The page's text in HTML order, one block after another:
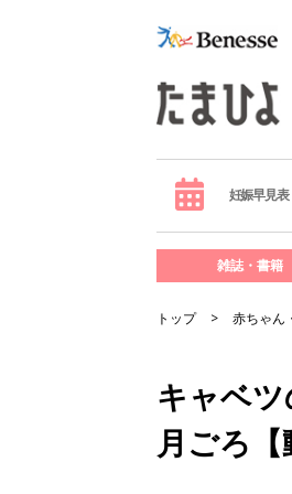
妊娠早見表
雑誌・書籍
トップ 赤ちゃん
キャベ
月ごろ【